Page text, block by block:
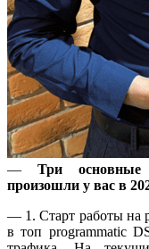
— Три основные
произошли у вас в
— 1. Старт работы на
в топ programmatic